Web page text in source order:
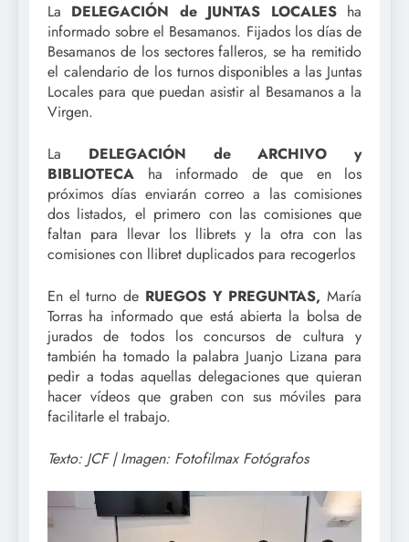
La DELEGACIÓN de JUNTAS LOCALESha
informado sobre el Besamanos. Fijados los días de
Besamanos de los sectores falleros, se ha remitido
el calendario de los turnos disponibles a las Juntas
Locales para que puedan asistir al Besamanos a la
Virgen.
La DELEGACIÓN de ARCHIVO y
BIBLIOTECA ha informado de que en los
próximos días enviarán correo a las comisiones
dos listados, el primero con las comisiones que
faltan para llevar los llibrets y la otra con las
comisiones con llibret duplicados para recogerlos
En el turno de RUEGOS Y PREGUNTAS, María
Torras ha informado que está abierta la bolsa de
jurados de todos los concursos de cultura y
también ha tomado la palabra Juanjo Lizana para
pedir a todas aquellas delegaciones que quieran
hacer vídeos que graben con sus móviles para
facilitarle el trabajo.
Texto: JCF | Imagen: Fotofilmax Fotógrafos